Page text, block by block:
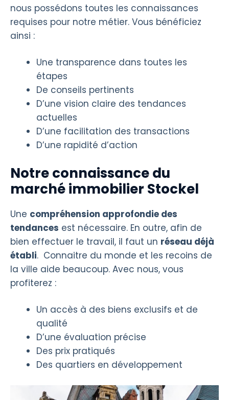
nous possédons toutes les connaissances
requises pour notre métier. Vous bénéficiez
ainsi :
Une transparence dans toutes les
étapes
De conseils pertinents
D’une vision claire des tendances
actuelles
D’une facilitation des transactions
D’une rapidité d’action
Notre connaissance du
marché immobilier Stockel
Une compréhension approfondie des
tendances est nécessaire. En outre, afin de
bien effectuer le travail, il faut un réseau déjà
établi. Connaitre du monde et les recoins de
la ville aide beaucoup. Avec nous, vous
profiterez :
Un accès à des biens exclusifs et de
qualité
D’une évaluation précise
Des prix pratiqués
Des quartiers en développement